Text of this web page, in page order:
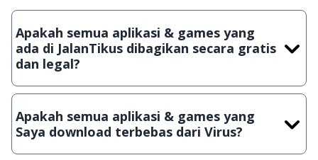
Apakah semua aplikasi & games yang
ada di JalanTikus dibagikan secara gratis
dan legal?
Ya, JalanTikus hanya membagikan aplikasi & games yang
crack, patch atau semacamnya.
Apakah semua aplikasi & games yang
Saya download terbebas dari Virus?